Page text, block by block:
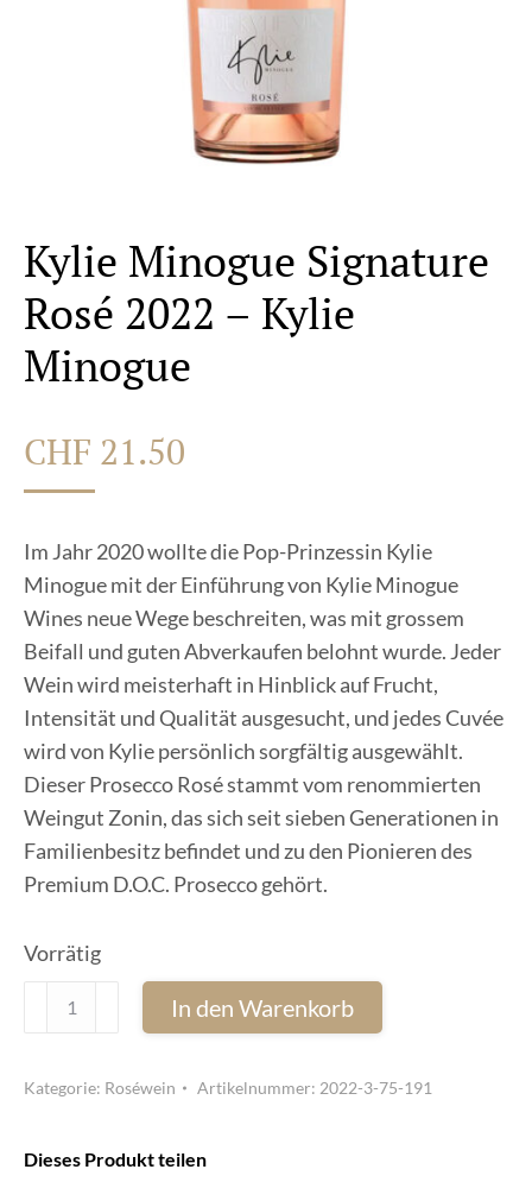
Kylie Minogue Signature
Rosé 2022 – Kylie
Minogue
CHF 21.50
Im Jahr 2020 wollte die Pop-Prinzessin Kylie
Minogue mit der Einführung von Kylie Minogue
Wines neue Wege beschreiten, was mit grossem
Beifall und guten Abverkaufen belohnt wurde. Jeder
Wein wird meisterhaft in Hinblick auf Frucht,
Intensität und Qualität ausgesucht, und jedes Cuvée
wird von Kylie persönlich sorgfältig ausgewählt.
Dieser Prosecco Rosé stammt vom renommierten
Weingut Zonin, das sich seit sieben Generationen in
Familienbesitz befindet und zu den Pionieren des
Premium D.O.C. Prosecco gehört.
Vorrätig
Minogue
Rosé
-
In den Warenkorb
Kategorie: Roséwein Artikelnummer: 2022-3-75-191
Dieses Produkt teilen